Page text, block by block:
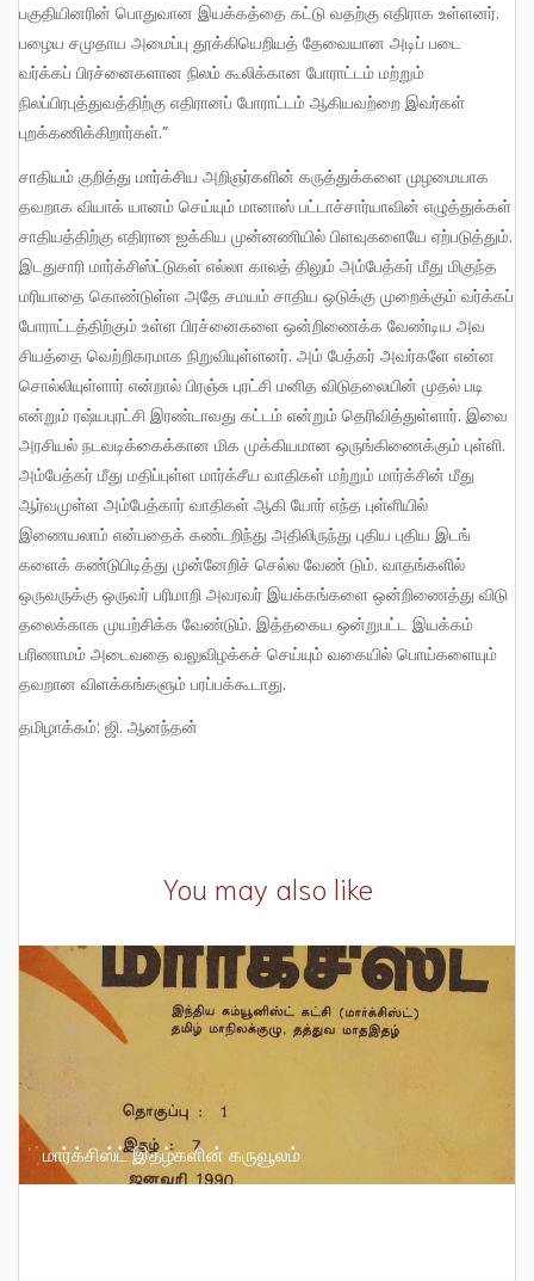
பகுதியினரின் பொதுவான இயக்கத்தை கட்டு வதற்கு எதிராக உள்ளனர்.
பழைய சமுதாய அமைப்பு தூக்கியெறியத் தேவையான அடிப் படை
வர்க்கப் பிரச்னைகளான நிலம் கூலிக்கான போராட்டம் மற்றும்
நிலப்பிரபுத்துவத்திற்கு எதிரானப் போராட்டம் ஆகியவற்றை இவர்கள்
புறக்கணிக்கிறார்கள்.”
சாதியம் குறித்து மார்க்சிய அறிஞர்களின் கருத்துக்களை முழமையாக
தவறாக வியாக் யானம் செய்யும் மானாஸ் பட்டாச்சார்யாவின் எழுத்துக்கள்
சாதியத்திற்கு எதிரான ஐக்கிய முன்னணியில் பிளவுகளையே ஏற்படுத்தும்.
இடதுசாரி மார்க்சிஸ்ட்டுகள் எல்லா காலத் திலும் அம்பேத்கர் மீது மிகுந்த
மரியாதை கொண்டுள்ள அதே சமயம் சாதிய ஒடுக்கு முறைக்கும் வர்க்கப்
போராட்டத்திற்கும் உள்ள பிரச்னைகளை ஒன்றிணைக்க வேண்டிய அவ
சியத்தை வெற்றிகரமாக நிறுவியுள்ளனர். அம் பேத்கர் அவர்களே என்ன
சொல்லியுள்ளார் என்றால் பிரஞ்சு புரட்சி மனித விடுதலையின் முதல் படி
என்றும் ரஷ்யபுரட்சி இரண்டாவது கட்டம் என்றும் தெரிவித்துள்ளார். இவை
அரசியல் நடவடிக்கைக்கான மிக முக்கியமான ஒருங்கிணைக்கும் புள்ளி.
அம்பேத்கர் மீது மதிப்புள்ள மார்க்சீய வாதிகள் மற்றும் மார்க்சின் மீது
ஆர்வமுள்ள அம்பேத்கார் வாதிகள் ஆகி யோர் எந்த புள்ளியில்
இணையலாம் என்பதைக் கண்டறிந்து அதிலிருந்து புதிய புதிய இடங்
களைக் கண்டுபிடித்து முன்னேறிச் செல்ல வேண் டும். வாதங்களில்
ஒருவருக்கு ஒருவர் பரிமாறி அவரவர் இயக்கங்களை ஒன்றிணைத்து விடு
தலைக்காக முயற்சிக்க வேண்டும். இத்தகைய ஒன்றுபட்ட இயக்கம்
பரிணாமம் அடைவதை வலுவிழக்கச் செய்யும் வகையில் பொய்களையும்
தவறான விளக்கங்களும் பரப்பக்கூடாது.
தமிழாக்கம்: ஜி. ஆனந்தன்
You may also like
மார்க்சிஸ்ட் இதழ்களின் கருவூலம்